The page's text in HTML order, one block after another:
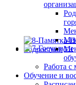
Работа
Обучение и